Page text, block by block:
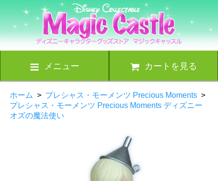
メニュー カートを見る
ホーム > プレシャス・モーメンツ Precious Moments >
プレシャス・モーメンツ Precious Moments ディズニー
オズの魔法使い